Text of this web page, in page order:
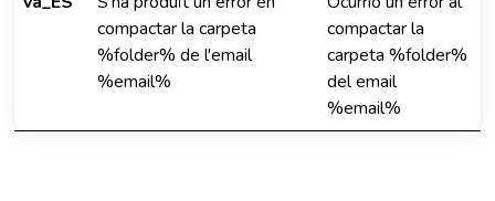
compactar la carpeta
%folder% de l'email
%email%
compactar la
carpeta %folder%
del email
%email%